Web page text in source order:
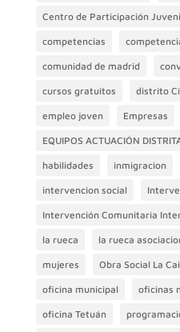
Centro de Participación
competencias
comunidad de madrid
cursos gratuitos distrito
empleo joven Empresas
EQUIPOS ACTUACIÓN
habilidades inmigracion
intervencion social
Intervención Comunitaria
la rueca la rueca
mujeres Obra Social La
oficina municipal oficinas
oficina Tetuán